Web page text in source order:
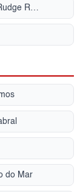
Condomínio Living Magic Rudge Ramos Rudge Ramos
do Mar